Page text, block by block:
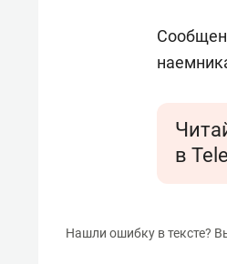
в
Нашли ошибку в тексте?